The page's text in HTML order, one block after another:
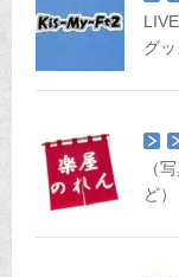
グ
（
ど）